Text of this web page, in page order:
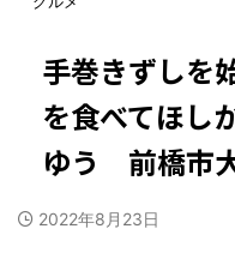
手巻きずしを
を食べてほし
ゆう 前橋市
2022年8月23日